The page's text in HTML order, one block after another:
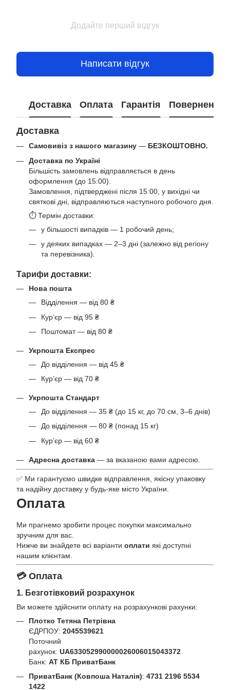
Додайте перший відгук
Написати відгук
Доставка Оплата Гарантія Повернення
Доставка
Самовивіз з нашого магазину — БЕЗКОШТОВНО.
Доставка по Україні
Більшість замовлень відправляється в день
оформлення (до 15:00).
Замовлення, підтверджені після 15:00, у вихідні чи
святкові дні, відправляються наступного робочого дня.
⏱ Термін доставки:
у більшості випадків — 1 робочий день;
у деяких випадках — 2–3 дні (залежно від регіону
та перевізника).
Тарифи доставки:
Нова пошта
Відділення — від 80 ₴
Кур’єр — від 95 ₴
Поштомат — від 80 ₴
Укрпошта Експрес
До відділення — від 45 ₴
Кур’єр — від 70 ₴
Укрпошта Стандарт
До відділення — 35 ₴ (до 15 кг, до 70 см, 3–6 днів)
До відділення — 80 ₴ (понад 15 кг)
Кур’єр — від 60 ₴
Адресна доставка — за вказаною вами адресою.
✅ Ми гарантуємо швидке відправлення, якісну упаковку
та надійну доставку у будь-яке місто України.
Оплата
Ми прагнемо зробити процес покупки максимально
зручним для вас.
Нижче ви знайдете всі варіанти оплати які доступні
нашим клієнтам.
💳 Оплата
1. Безготівковий розрахунок
Ви можете здійснити оплату на розрахункові рахунки:
Плотко Тетяна Петрівна
ЄДРПОУ: 2045539621
Поточний
рахунок: UA633052990000026006015043372
Банк: АТ КБ ПриватБанк
ПриватБанк (Ковпоша Наталія): 4731 2196 5534
1422